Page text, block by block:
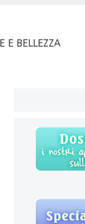
E BELLEZZA